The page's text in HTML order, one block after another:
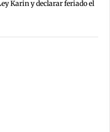
Karin y declarar feriado el